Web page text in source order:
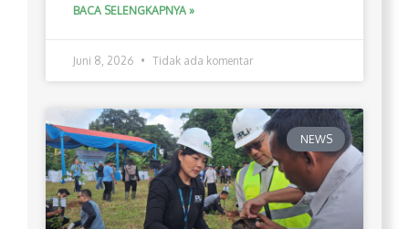
BACA SELENGKAPNYA »
Juni 8, 2026 Tidak ada komentar
NEWS